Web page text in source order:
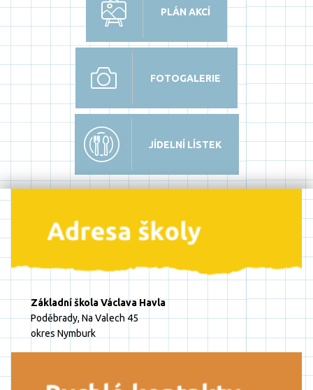
PLÁN AKCÍ
FOTOGALERIE
JÍDELNÍ LÍSTEK
Základní škola Václava Havla
Poděbrady, Na Valech 45
okres Nymburk